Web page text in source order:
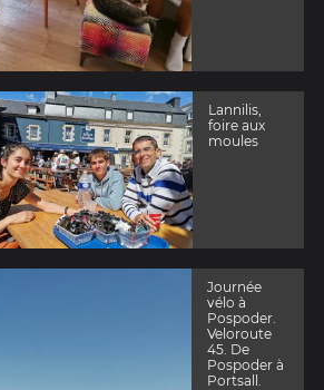
Lannilis,
foire aux
moules
Journée
vélo à
Pospoder.
Veloroute
45. De
Pospoder à
Portsall.